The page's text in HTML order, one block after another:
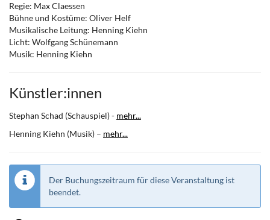
Regie: Max Claessen
Bühne und Kostüme: Oliver Helf
Musikalische Leitung: Henning Kiehn
Licht: Wolfgang Schünemann
Musik: Henning Kiehn
Künstler:innen
Stephan Schad (Schauspiel) - mehr...
Henning Kiehn (Musik) – mehr...
Der Buchungszeitraum für diese Veranstaltung ist
beendet.